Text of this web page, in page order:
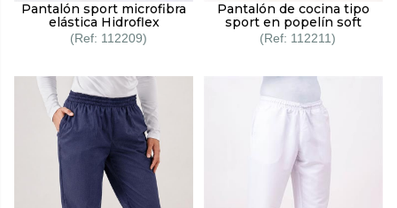
Pantalón sport microfibra
elástica Hidroflex
112209
Pantalón de cocina tipo
sport en popelín soft
112211